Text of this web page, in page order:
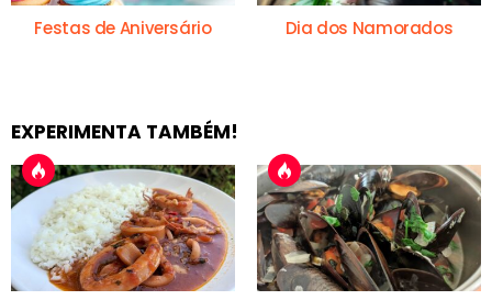
Festas de Aniversário Dia dos Namorados
EXPERIMENTA TAMBÉM!